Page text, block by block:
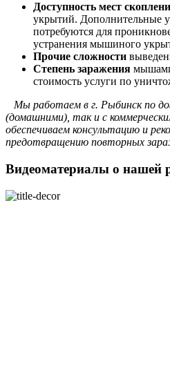
Доступность мест
укрытий. Дополнительные
потребуются для
устранения мышиного
Прочие сложности
Степень заражения
стоимость услуги по
Мы работаем в г. Рыбинск по
(домашними), так и с
обеспечиваем консультацию и
предотвращению повторных
Видеоматериалы о нашей